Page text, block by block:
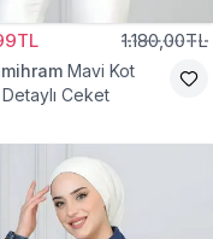
1.180,00TL
Mavi Kot
Ceket